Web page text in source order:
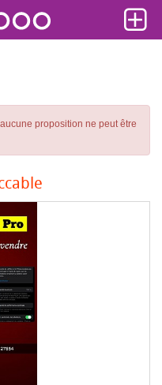
proposition ne peut être